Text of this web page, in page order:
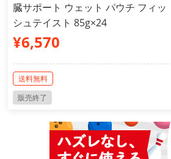
臓サポート ウェット パウチ フィッ
シュテイスト 85g×24
¥6,570
送料無料
販売終了